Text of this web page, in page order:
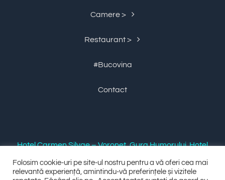
Camere >
Restaurant >
#Bucovina
Contact
Hotel Carmen Silvae – Voronet, Gura Humorului. Hotel
si Restaurant 4 stele, Cazare in Voronet, Gura
Humorului, Bucovina.
Folosim cookie-uri pe site-ul nostru pentru a vă oferi cea mai
relevantă experiență, amintindu-vă preferințele și vizitele